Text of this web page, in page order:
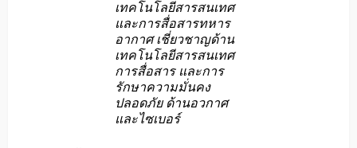
เทคโนโลยีสารสนเทศ
และการสื่อสารทหาร
อากาศ เชี่ยวชาญด้าน
เทคโนโลยีสารสนเทศ
การสื่อสาร และการ
รักษาความมั่นคง
ปลอดภัย ด้านอวกาศ
และไซเบอร์